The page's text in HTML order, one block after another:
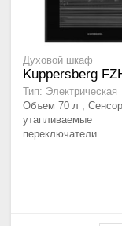
Духовой шкаф
Kuppersberg
Тип: Электрическая
Объем 70 л ,
утапливаемые
переключатели